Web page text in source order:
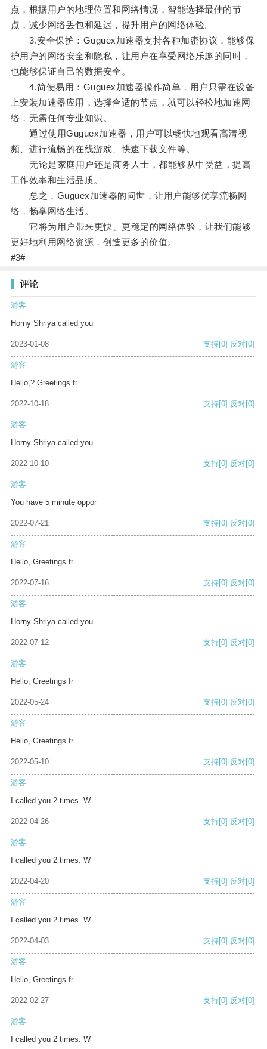
点，根据用户的地理位置和网络情况，智能选择最佳的节
点，减少网络丢包和延迟，提升用户的网络体验。
3.安全保护：Guguex加速器支持各种加密协议，能够保
护用户的网络安全和隐私，让用户在享受网络乐趣的同时，
也能够保证自己的数据安全。
4.简便易用：Guguex加速器操作简单，用户只需在设备
上安装加速器应用，选择合适的节点，就可以轻松地加速网
络，无需任何专业知识。
通过使用Guguex加速器，用户可以畅快地观看高清视
频、进行流畅的在线游戏、快速下载文件等。
无论是家庭用户还是商务人士，都能够从中受益，提高
工作效率和生活品质。
总之，Guguex加速器的问世，让用户能够优享流畅网
络，畅享网络生活。
它将为用户带来更快、更稳定的网络体验，让我们能够
更好地利用网络资源，创造更多的价值。
#3#
评论
游客
Horny Shriya called you
2023-01-08 支持[0] 反对[0]
游客
Hello,? Greetings fr
2022-10-18 支持[0] 反对[0]
游客
Horny Shriya called you
2022-10-10 支持[0] 反对[0]
游客
You have 5 minute oppor
2022-07-21 支持[0] 反对[0]
游客
Hello, Greetings fr
2022-07-16 支持[0] 反对[0]
游客
Horny Shriya called you
2022-07-12 支持[0] 反对[0]
游客
Hello, Greetings fr
2022-05-24 支持[0] 反对[0]
游客
Hello, Greetings fr
2022-05-10 支持[0] 反对[0]
游客
I called you 2 times. W
2022-04-26 支持[0] 反对[0]
游客
I called you 2 times. W
2022-04-20 支持[0] 反对[0]
游客
I called you 2 times. W
2022-04-03 支持[0] 反对[0]
游客
Hello, Greetings fr
2022-02-27 支持[0] 反对[0]
游客
I called you 2 times. W